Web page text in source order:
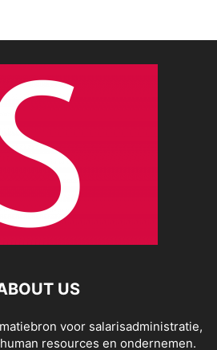
US
voor salarisadministratie,
resources en ondernemen.